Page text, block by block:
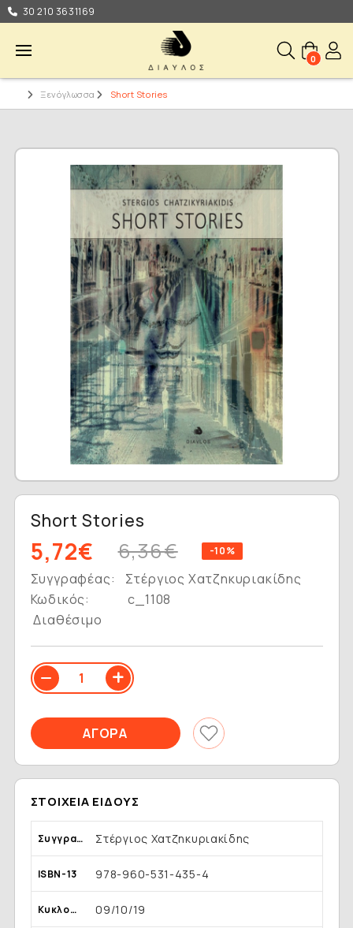
30 210 3631169
0
Ξενόγλωσσα Short Stories
Short Stories
5,72€ 6,36€ -10%
Συγγραφέας:
Στέργιος Χατζηκυριακίδης
Κωδικός:
c_1108
Διαθέσιμο
ΣΤΟΙΧΕΊΑ ΕΊΔΟΥΣ
Συγγραφέας Στέργιος Χατζηκυριακίδης
ISBN-13 978-960-531-435-4
Κυκλοφορία 09/10/19